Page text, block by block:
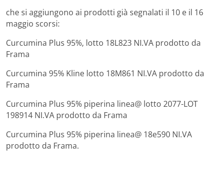
che si aggiungono ai prodotti già segnalati il 10 e il 16
maggio scorsi:
Curcumina Plus 95%, lotto 18L823 NI.VA prodotto da
Frama
Curcumina 95% Kline lotto 18M861 NI.VA prodotto da
Frama
Curcumina Plus 95% piperina linea@ lotto 2077-LOT
198914 NI.VA prodotto da Frama
Curcumina Plus 95% piperina linea@ 18e590 NI.VA
prodotto da Frama.